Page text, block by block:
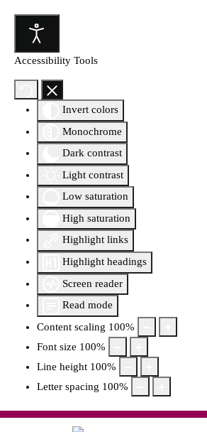
Accessibility Tools
Invert colors
Monochrome
Dark contrast
Light contrast
Low saturation
High saturation
Highlight links
Highlight headings
Screen reader
Read mode
Content scaling 100%
Font size 100%
Line height 100%
Letter spacing 100%